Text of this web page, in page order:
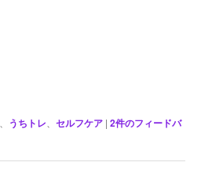
うちトレ 、セルフケア |2件のフィードバ